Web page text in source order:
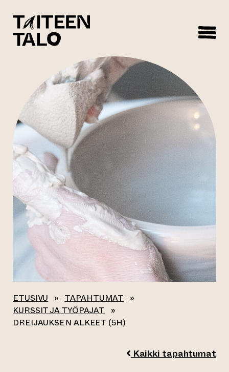
ETUSIVU » TAPAHTUMAT »
KURSSIT JA TYÖPAJAT »
DREIJAUKSEN ALKEET (5H)
Kaikki tapahtumat